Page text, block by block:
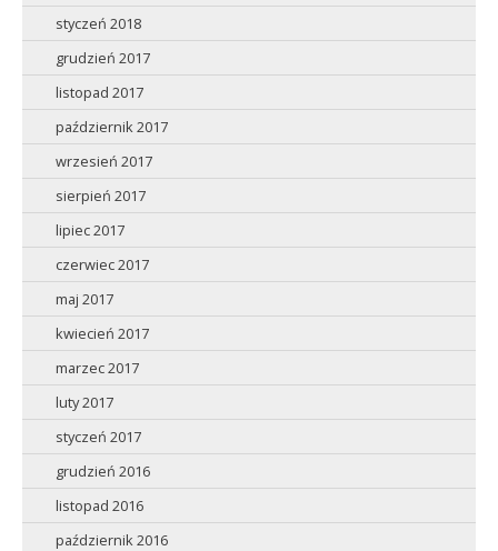
styczeń 2018
grudzień 2017
listopad 2017
październik 2017
wrzesień 2017
sierpień 2017
lipiec 2017
czerwiec 2017
maj 2017
kwiecień 2017
marzec 2017
luty 2017
styczeń 2017
grudzień 2016
listopad 2016
październik 2016